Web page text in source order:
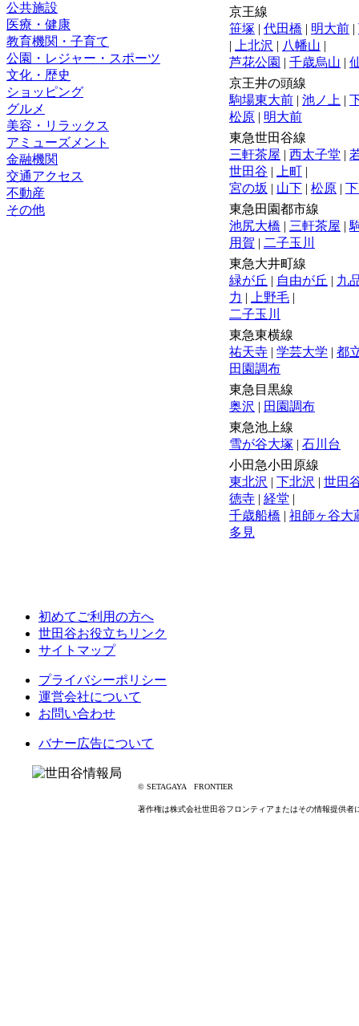
公共施設
医療・健康
教育機関・子育て
公園・レジャー・スポーツ
文化・歴史
ショッピング
グルメ
美容・リラックス
アミューズメント
金融機関
交通アクセス
不動産
その他
京王線
笹塚 | 代田橋 | 明大前 |
|
上北沢 | 八幡山 |
芦花公園 | 千歳烏山 |
京王井の頭線
駒場東大前 | 池ノ上 |
松原 | 明大前
東急世田谷線
三軒茶屋 | 西太子堂 |
世田谷 | 上町 |
宮の坂 | 山下 | 松原 |
東急田園都市線
池尻大橋 | 三軒茶屋 |
用賀 | 二子玉川
東急大井町線
緑が丘 | 自由が丘 | 九
力 | 上野毛 |
二子玉川
東急東横線
祐天寺 | 学芸大学 | 都
田園調布
東急目黒線
奥沢 | 田園調布
東急池上線
雪が谷大塚 | 石川台
小田急小田原線
東北沢 | 下北沢 | 世田
徳寺 | 経堂 |
千歳船橋 | 祖師ヶ谷大
多見
初めてご利用の方へ
世田谷お役立ちリンク
サイトマップ
プライバシーポリシー
運営会社について
お問い合わせ
バナー広告について
© SETAGAYA FRONTIER
著作権は株式会社世田谷フロンティアまたはその情報提供者